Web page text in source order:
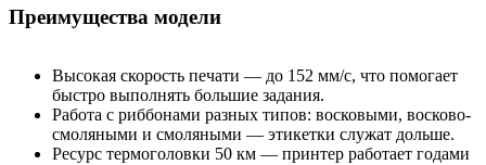
Преимущества модели
Высокая скорость печати — до 152 мм/с, что помогает
быстро выполнять большие задания.
Работа с риббонами разных типов: восковыми, восково-
смоляными и смоляными — этикетки служат дольше.
Ресурс термоголовки 50 км — принтер работает годами